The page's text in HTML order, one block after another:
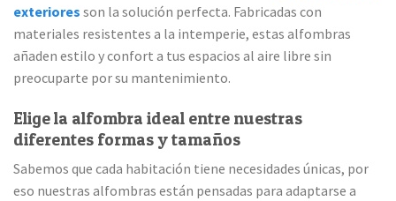
exteriores son la solución perfecta. Fabricadas con
materiales resistentes a la intemperie, estas alfombras
añaden estilo y confort a tus espacios al aire libre sin
preocuparte por su mantenimiento.
Elige la alfombra ideal entre nuestras
diferentes formas y tamaños
Sabemos que cada habitación tiene necesidades únicas, por
eso nuestras alfombras están pensadas para adaptarse a